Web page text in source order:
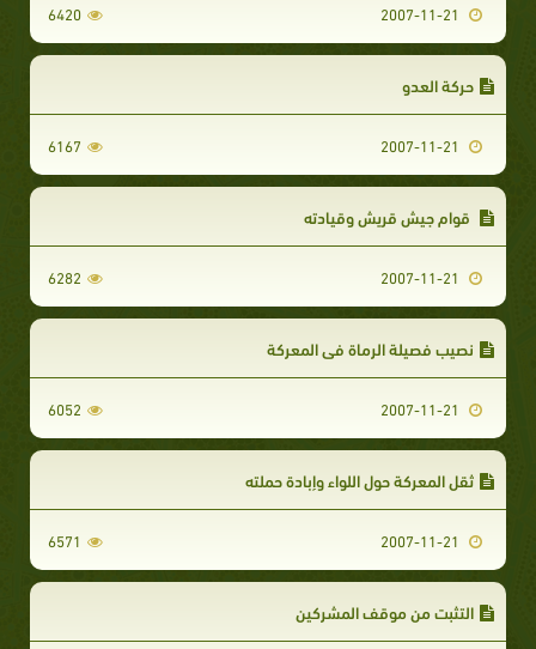
6420
حركة العدو‏
6167
قوام جيش قريش وقيادته‏‏
6282
نصيب فصيلة الرماة في المعركة‏
6052
ثقل المعركة حول اللواء وإبادة حملته‏
6571
التثبت من موقف المشركين‏‏